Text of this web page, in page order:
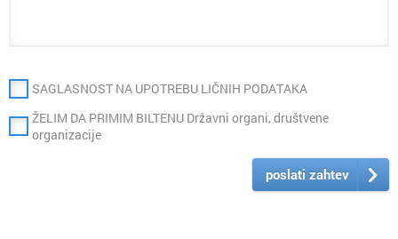
SAGLASNOST NA UPOTREBU LIČNIH PODATAKA
ŽELIM DA PRIMIM BILTENU Državni organi, društvene
organizacije
poslati zahtev